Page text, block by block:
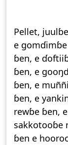
Pellet,
e
ɓen, e
ɓen, e
ɓen, e
ɓen, e
rewɓe ɓen,
sakkotooɓe
ɓen e